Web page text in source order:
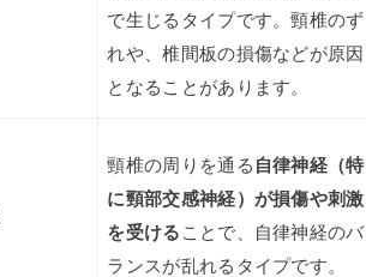
で生じるタイプです。頸椎のず
れや、椎間板の損傷などが原因
となることがあります。
頸椎の周りを通る 自律神経（特
に頸部交感神経）が損傷や刺激
を受ける ことで、自律神経のバ
ランスが乱れるタイプです。